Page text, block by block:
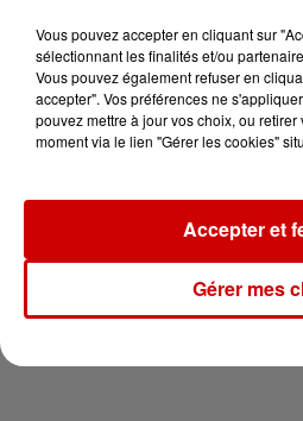
Destination
vous !
Newsletter
Vous pouvez accepter en cliquant sur
sélectionnant les finalités et/ou
Vous pouvez également refuser en
accepter". Vos préférences ne
pouvez mettre à jour vos choix, ou
moment via le lien "Gérer les cookies"
Gérer mes
Accepter et